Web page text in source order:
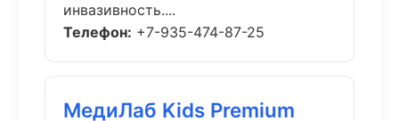
инвазивность....
Телефон: +7-935-474-87-25
МедиЛаб Kids Premium